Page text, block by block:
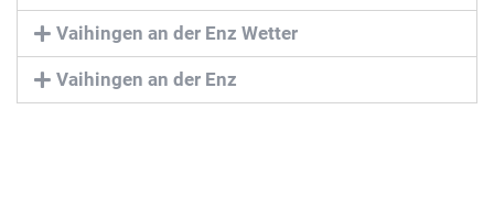
Vaihingen an der Enz Wetter
Vaihingen an der Enz